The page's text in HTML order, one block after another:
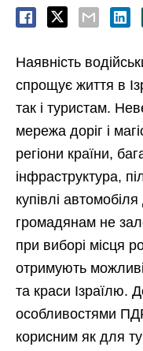
Наявність
спрощує життя в
так і туристам.
мережа доріг і
регіони країни,
інфраструктура,
купівлі
громадянам не
при виборі місця
отримують
та краси Ізраїлю.
особливостями
корисним як для